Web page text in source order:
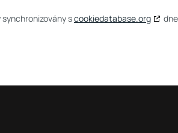
scookiedatabase.org